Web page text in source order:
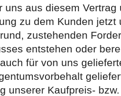
uns aus diesem Vertrag
zu dem Kunden
zustehenden
entstehen oder
für von uns
unserer Kaufpreis-